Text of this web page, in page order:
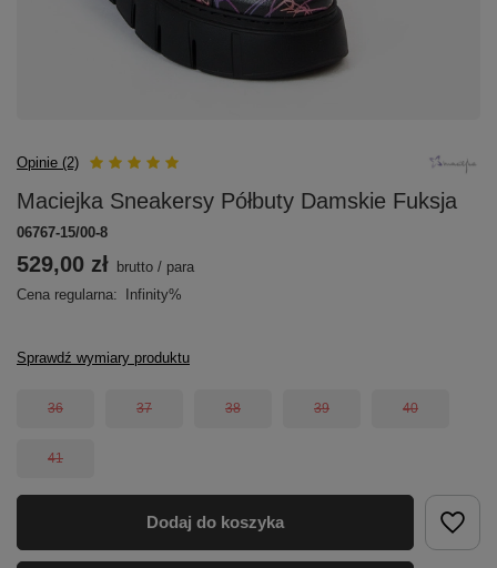
Opinie (2)
Maciejka Sneakersy Półbuty Damskie Fuksja
06767-15/00-8
529,00 zł brutto / para
Cena regularna:
Infinity%
Sprawdź wymiary produktu
36 37 38 39 40
41
Dodaj do koszyka